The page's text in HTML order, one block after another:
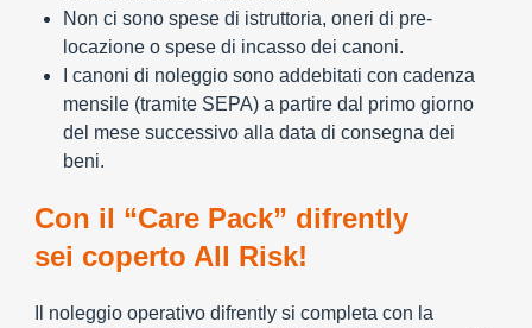
Non ci sono spese di istruttoria, oneri di pre-
locazione o spese di incasso dei canoni.
I canoni di noleggio sono addebitati con cadenza
mensile (tramite SEPA) a partire dal primo giorno
del mese successivo alla data di consegna dei
beni.
Con il “Care Pack” difrently
sei coperto All Risk!
Il noleggio operativo difrently si completa con la